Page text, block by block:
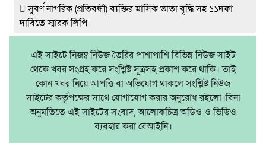
সুবর্ণ নাগরিক (প্রতিবন্ধী) ব্যক্তির মাসিক ভাতা বৃদ্ধি সহ ১১দফা
দাবিতে স্মারক লিপি
এই সাইটে নিজম্ব নিউজ তৈরির পাশাপাশি বিভিন্ন নিউজ সাইট
থেকে খবর সংগ্রহ করে সংশ্লিষ্ট সূত্রসহ প্রকাশ করে থাকি। তাই
কোন খবর নিয়ে আপত্তি বা অভিযোগ থাকলে সংশ্লিষ্ট নিউজ
সাইটের কর্তৃপক্ষের সাথে যোগাযোগ করার অনুরোধ রইলো।বিনা
অনুমতিতে এই সাইটের সংবাদ, আলোকচিত্র অডিও ও ভিডিও
ব্যবহার করা বেআইনি।